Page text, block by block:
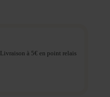
Livraison à 5€ en point relais